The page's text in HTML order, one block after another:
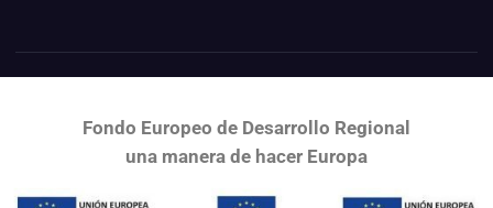
Fondo Europeo de Desarrollo Regional
una manera de hacer Europa